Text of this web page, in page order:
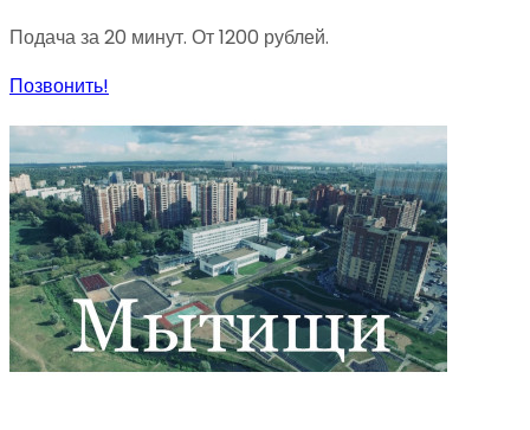
Подача за 20 минут. От 1200 рублей.
Позвонить!